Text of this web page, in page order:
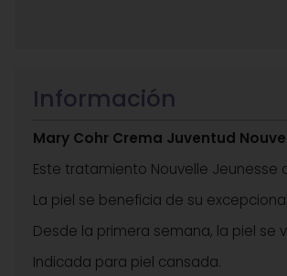
Información
Mary Cohr Crema Juventud
Este tratamiento Nouvelle
La piel se beneficia de su
Desde la primera semana, la piel se
Indicada para piel cansada.